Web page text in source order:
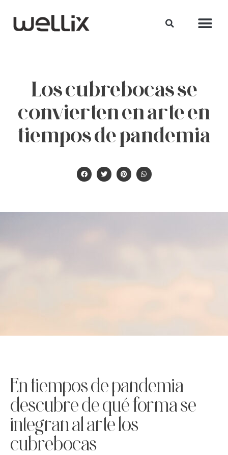
Los cubrebocas se
convierten en arte en
tiempos de pandemia
En tiempos de pandemia
descubre de qué forma se
integran al arte los
cubrebocas